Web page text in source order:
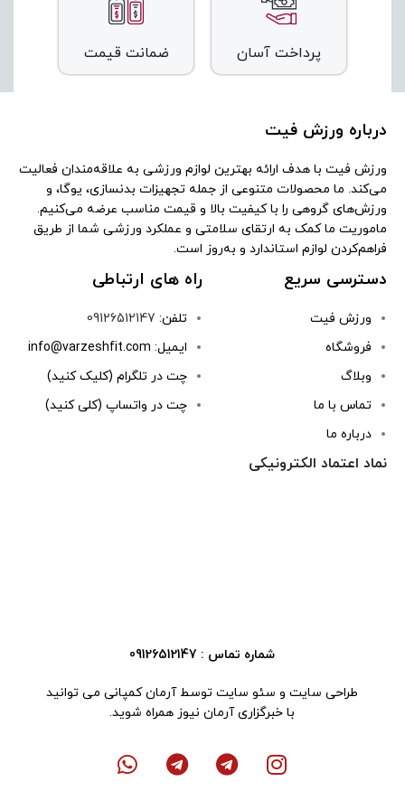
پرداخت آسان ضمانت قیمت
درباره ورزش فیت
ورزش فیت با هدف ارائه بهترین لوازم ورزشی به علاقه‌مندان فعالیت
می‌کند. ما محصولات متنوعی از جمله تجهیزات بدنسازی، یوگا، و
ورزش‌های گروهی را با کیفیت بالا و قیمت مناسب عرضه می‌کنیم.
ماموریت ما کمک به ارتقای سلامتی و عملکرد ورزشی شما از طریق
فراهم‌کردن لوازم استاندارد و به‌روز است.
دسترسی سریع
ورزش فیت
فروشگاه
وبلاگ
تماس با ما
درباره ما
راه های ارتباطی
تلفن: 09126512147
ایمیل: info@varzeshfit.com
چت در تلگرام (کلیک کنید)
چت در واتساپ (کلی کنید)
نماد اعتماد الکترونیکی
شماره تماس : 09126512147
طراحی سایتو سئو سایتتوسط آرمان کمپانی می توانید
با خبرگزاری آرمان نیوز همراه شوید.